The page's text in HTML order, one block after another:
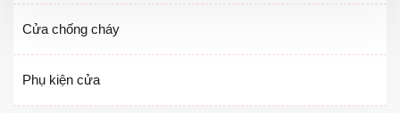
Cửa chống cháy
Phụ kiện cửa